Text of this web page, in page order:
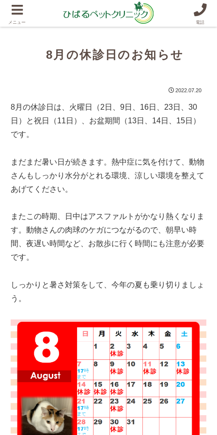
8月の休診日のお知らせ
2022.07.20
8月の休診日は、火曜日（2日、9日、16日、23日、30
日）と祝日（11日）、お盆期間（13日、14日、15日）
です。
まだまだ暑い日が続きます。熱中症に気を付けて、動物
さんもしっかり水分がとれる環境、涼しい環境を整えて
あげてください。
またこの時期、日中はアスファルトがかなり熱くなりま
す。動物さんの肉球のケガにつながるので、朝早い時
間、夜遅い時間など、お散歩に行く時間にも注意が必要
です。
しっかりと暑さ対策をして、今年の夏も乗り切りましょ
う。
メニュー 電話